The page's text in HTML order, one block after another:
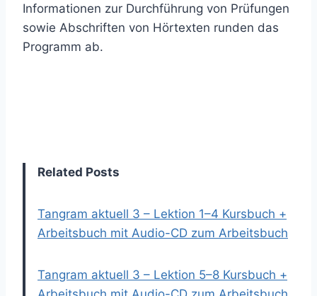
Informationen zur Durchführung von Prüfungen
sowie Abschriften von Hörtexten runden das
Programm ab.
Related Posts
Tangram aktuell 3 – Lektion 1–4 Kursbuch +
Arbeitsbuch mit Audio-CD zum Arbeitsbuch
Tangram aktuell 3 – Lektion 5–8 Kursbuch +